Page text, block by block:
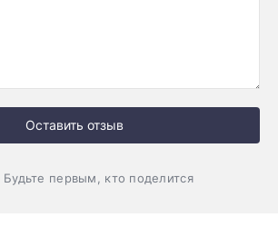
Оставить отзыв
Будьте первым, кто поделится